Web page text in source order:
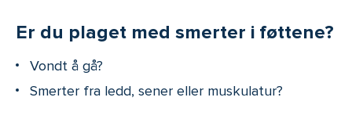
Er du plaget med smerter i føttene?
Vondt å gå?
Smerter fra ledd, sener eller muskulatur?